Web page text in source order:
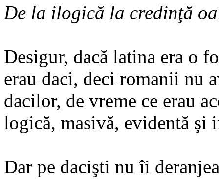
De la ilogică la credinţă
Desigur, dacă latina era o
erau daci, deci romanii nu
dacilor, de vreme ce erau
logică, masivă, evidentă şi
Dar pe dacişti nu îi